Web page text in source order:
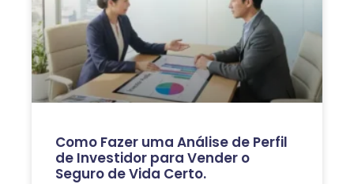
Como Fazer uma Análise de Perfil
de Investidor para Vender o
Seguro de Vida Certo.